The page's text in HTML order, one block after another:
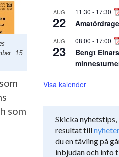
som
AUG
22
11:30 - 17:30
AUG
23
08:00 - 17:00
Bengt
Visa kalender
Skicka
resultat till
du en tävling på
inbjudan och info